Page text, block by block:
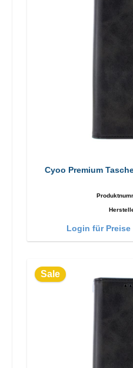
Cyoo Premium
Login für
Sale